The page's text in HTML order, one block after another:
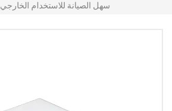
مادة PVC سهل الصيانة للاستخدام الخارجي